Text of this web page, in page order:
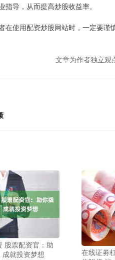
导，从而提高炒股收益率。
使用配资炒股网站时，一定要谨
文章为作者独立观
股票配资官：助
就投资梦想
在线证劵